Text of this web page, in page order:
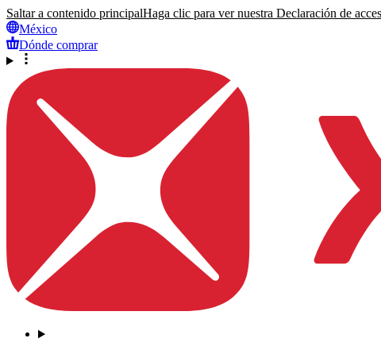
Saltar a contenido principalHaga clic para ver nuestra Declaración de
México
Dónde comprar